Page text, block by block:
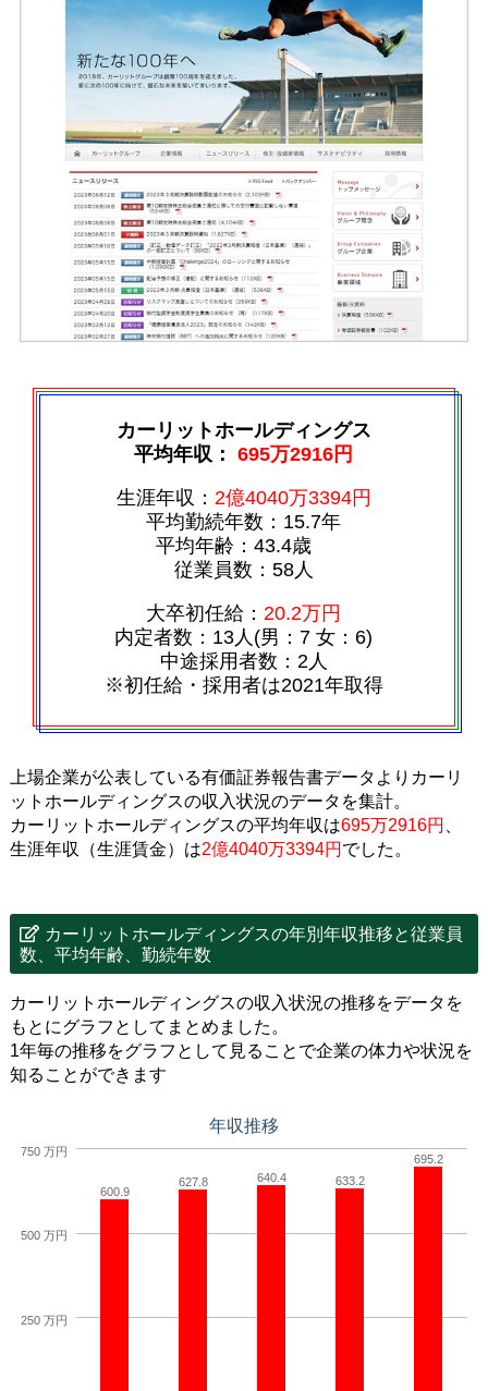
カーリットホールディングス
平均年収：695万2916円
生涯年収： 2億4040万3394円
平均勤続年数：15.7年
平均年齢：43.4歳
従業員数：58人
大卒初任給： 20.2万円
内定者数：13人(男：7 女：6)
中途採用者数：2人
※初任給・採用者は2021年取得
上場企業が公表している有価証券報告書データよりカーリ
ットホールディングスの収入状況のデータを集計。
カーリットホールディングスの平均年収は695万2916円
生涯年収（生涯賃金）は2億4040万3394円 でした。
カーリットホールディングスの年別年収推移と従業員
数、平均年齢、勤続年数
カーリットホールディングスの収入状況の推移をデータを
もとにグラフとしてまとめました。
1年毎の推移をグラフとして見ることで企業の体力や状況を
知ることができます
年収推移
600.9
627.8 640.4 633.2
695.2
250 万円
500 万円
750 万円